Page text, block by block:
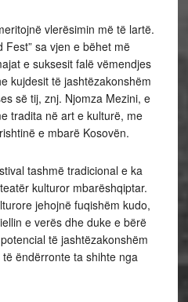
vlerësimin më të lartë.
Fest” sa vjen e bëhet më
e suksesit falë vëmendjes
kujdesit të jashtëzakonshëm
së tij, znj. Njomza Mezini, e
tradita në art e kulturë, me
e mbarë Kosovën.
tashmë tradicional e ka
kulturor mbarëshqiptar.
jehojnë fuqishëm kudo,
e verës dhe duke e bërë
të jashtëzakonshëm
ëndërronte ta shihte nga